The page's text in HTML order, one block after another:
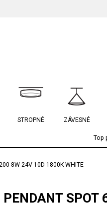
STROPNÉ ZÁVESNÉ
Top
8W 24V 10D 1800K WHITE